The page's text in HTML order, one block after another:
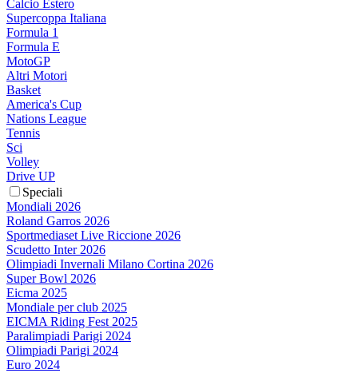
Calcio Estero
Supercoppa Italiana
Formula 1
Formula E
MotoGP
Altri Motori
Basket
America's Cup
Nations League
Tennis
Sci
Volley
Drive UP
Speciali
Mondiali 2026
Roland Garros 2026
Sportmediaset Live Riccione 2026
Scudetto Inter 2026
Olimpiadi Invernali Milano Cortina 2026
Super Bowl 2026
Eicma 2025
Mondiale per club 2025
EICMA Riding Fest 2025
Paralimpiadi Parigi 2024
Olimpiadi Parigi 2024
Euro 2024